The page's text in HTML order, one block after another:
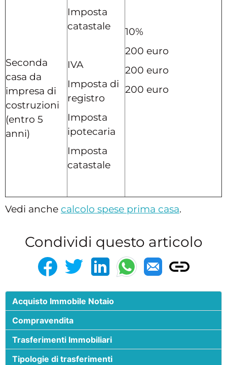
Seconda
casa da
impresa di
costruzioni
(entro 5
anni)
Imposta
catastale
IVA
Imposta di
registro
Imposta
ipotecaria
Imposta
catastale
10%
200 euro
200 euro
200 euro
Vedi anche calcolo spese prima casa.
Condividi questo articolo
Acquisto Immobile Notaio
Compravendita
Trasferimenti Immobiliari
Tipologie di trasferimenti